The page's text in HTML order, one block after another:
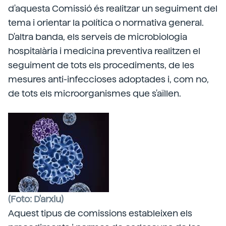
d'aquesta Comissió és realitzar un seguiment del
tema i orientar la política o normativa general.
D'altra banda, els serveis de microbiologia
hospitalària i medicina preventiva realitzen el
seguiment de tots els procediments, de les
mesures anti-infeccioses adoptades i, com no,
de tots els microorganismes que s'aïllen.
(Foto: D'arxiu)
Aquest tipus de comissions estableixen els